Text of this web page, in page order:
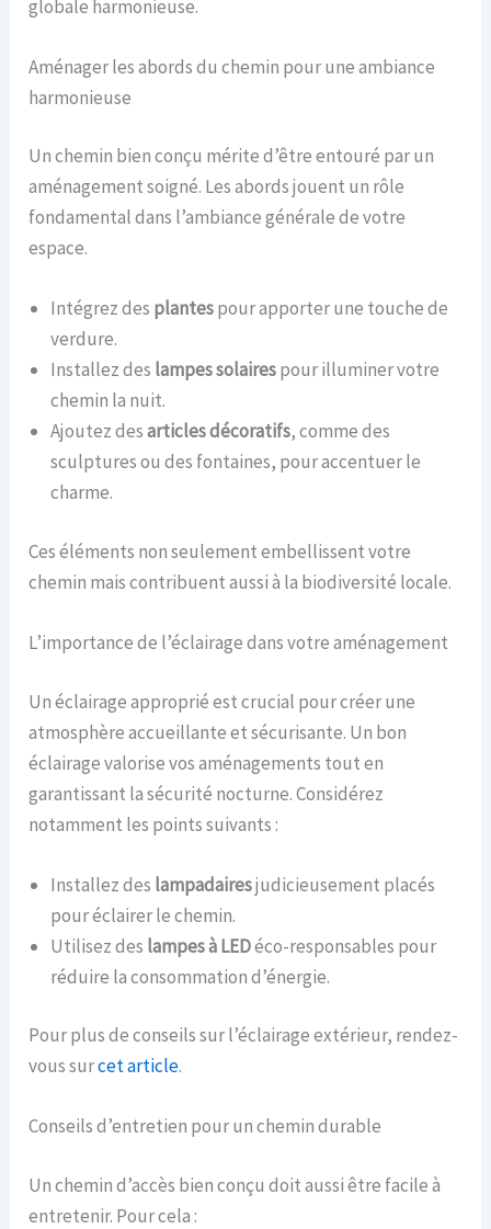
globale harmonieuse.
Aménager les abords du chemin pour une ambiance
harmonieuse
Un chemin bien conçu mérite d’être entouré par un
aménagement soigné. Les abords jouent un rôle
fondamental dans l’ambiance générale de votre
espace.
Intégrez des plantespour apporter une touche de
verdure.
Installez des lampes solairespour illuminer votre
chemin la nuit.
Ajoutez desarticles décoratifs, comme des
sculptures ou des fontaines, pour accentuer le
charme.
Ces éléments non seulement embellissent votre
chemin mais contribuent aussi à la biodiversité locale.
L’importance de l’éclairage dans votre aménagement
Un éclairage approprié est crucial pour créer une
atmosphère accueillante et sécurisante. Un bon
éclairage valorise vos aménagements tout en
garantissant la sécurité nocturne. Considérez
notamment les points suivants :
Installez des lampadairesjudicieusement placés
pour éclairer le chemin.
Utilisez des lampes à LEDéco-responsables pour
réduire la consommation d’énergie.
Pour plus de conseils sur l’éclairage extérieur, rendez-
vous surcet article.
Conseils d’entretien pour un chemin durable
Un chemin d’accès bien conçu doit aussi être facile à
entretenir. Pour cela :